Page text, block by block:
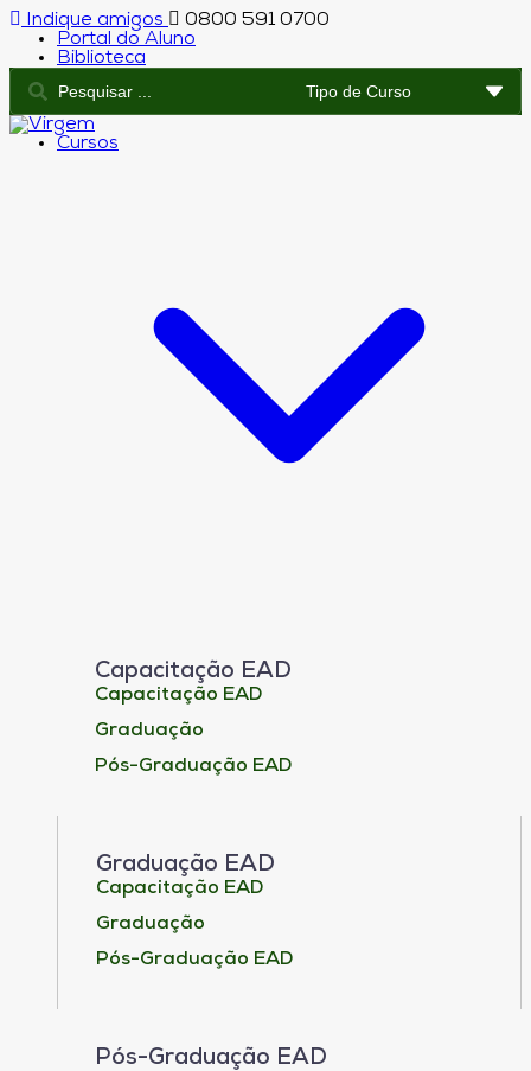
Indique amigos
0800 591 0700
Portal do Aluno
Biblioteca
Cursos
Capacitação EAD
Capacitação EAD
Graduação
Pós-Graduação EAD
Graduação EAD
Capacitação EAD
Graduação
Pós-Graduação EAD
Pós-Graduação EAD